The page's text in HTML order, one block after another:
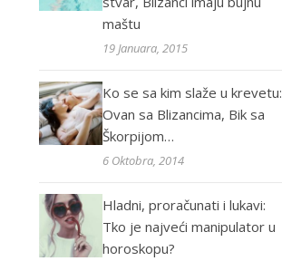
maštu
19 Januara, 2015
Ko se sa kim slaže u krevetu:
Ovan sa Blizancima, Bik sa
Škorpijom…
6 Oktobra, 2014
Hladni, proračunati i lukavi:
Tko je najveći manipulator u
horoskopu?